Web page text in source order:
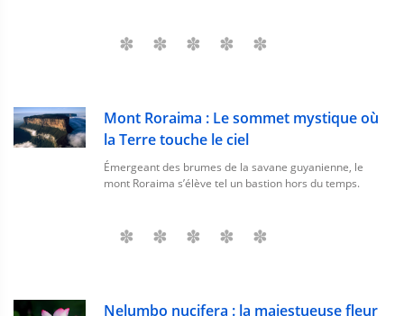
Mont Roraima : Le sommet mystique où
la Terre touche le ciel
Émergeant des brumes de la savane guyanienne, le
mont Roraima s’élève tel un bastion hors du temps.
Nelumbo nucifera : la majestueuse fleur